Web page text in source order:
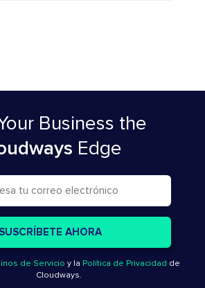
Business the
Edge
de Servicio y la Política de Privacidad de
Cloudways.